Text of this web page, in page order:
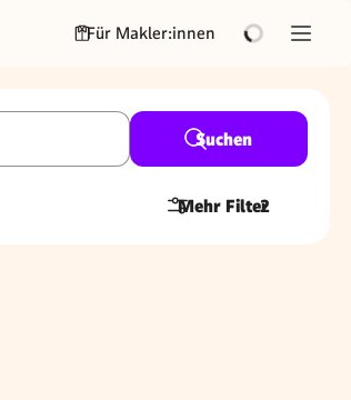
Für Makler:innen
Suchen
Mehr Filter
2